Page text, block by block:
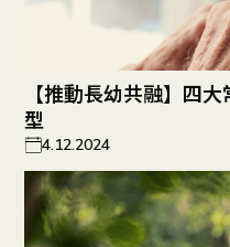
【推動長幼共融】四
型
4.12.2024